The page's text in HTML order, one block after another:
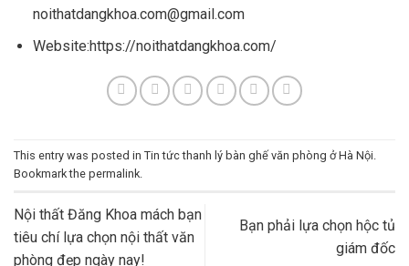
noithatdangkhoa.com@gmail.com
Website:https://noithatdangkhoa.com/
This entry was posted in Tin tức thanh lý bàn ghế văn phòng ở Hà Nội
Bookmark the permalink
Nội thất Đăng Khoa mách bạn
tiêu chí lựa chọn nội thất văn
phòng đẹp ngày nay!
Bạn phải lựa chọn hộc tủ
giám đốc